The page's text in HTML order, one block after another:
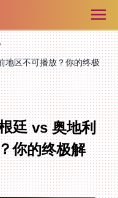
地区不可播放？你的终极
廷 vs 奥地利
你的终极解